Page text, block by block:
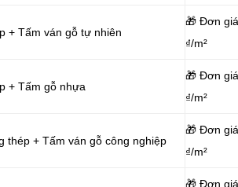
+ Tấm ván gỗ tự nhiên
🎁 Đơn
₫/m²
+ Tấm gỗ nhựa
🎁 Đơn
₫/m²
thép + Tấm ván gỗ công nghiệp
🎁 Đơn
₫/m²
🎁 Đơn